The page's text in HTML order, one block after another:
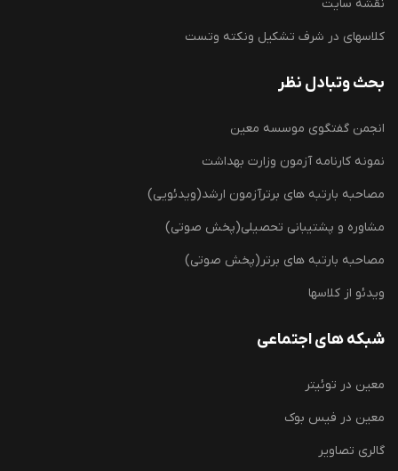
نقشه سایت
کلاسهای در شرف تشکیل ونکته وتست
بحث وتبادل نظر
انجمن گفتگوی موسسه معین
نمونه کارنامه آزمون وزارت بهداشت
مصاحبه بارتبه های برترآزمون ارشد(ویدئویی)
مشاوره و پشتیبانی تحصیلی(پخش صوتی)
مصاحبه بارتبه های برتر(پخش صوتی)
ویدئو از کلاسها
شبکه های اجتماعی
معین در توئیتر
معین در فیس بوک
گالری تصاویر